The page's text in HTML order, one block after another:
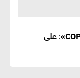
«خاص بالفيديو»..نائب رئيس شركة «COPC»: على